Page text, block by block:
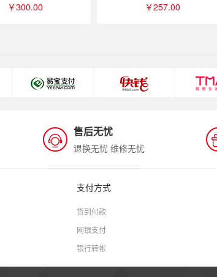
￥300.00 ￥257.00
售后无忧
退换无忧 维修无忧
支付方式
货到付款
网银支付
银行转帐